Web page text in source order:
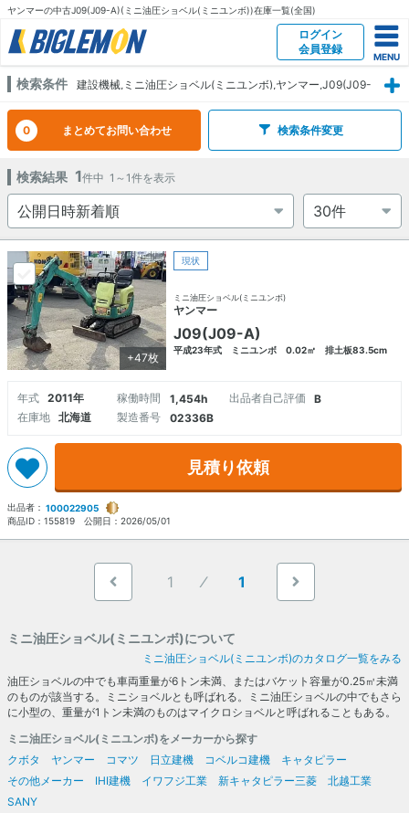
ヤンマーの中古J09(J09-A)(ミニ油圧ショベル(ミニユンボ))在庫一覧(全国)
ログイン
会員登録
検索条件
建設機械,ミニ油圧ショベル(ミニユンボ),ヤンマー,J09(J09-
0 まとめてお問い合わせ 検索条件変更
検索結果 1件中 1～1件を表示
+47枚
現状
ミニ油圧ショベル(ミニユンボ)
ヤンマー
J09(J09-A)
平成23年式 ミニユンボ 0.02㎥ 排土板83.5cm
年式 2011年 稼働時間 1,454h 出品者自己評価
B
在庫地
北海道 製造番号 02336B
見積り依頼
出品者： 100022905
商品ID： 155819 公開日： 2026/05/01
1 1
ミニ油圧ショベル(ミニユンボ)について
ミニ油圧ショベル(ミニユンボ)のカタログ一覧をみる
油圧ショベルの中でも車両重量が6トン未満、またはバケット容量が0.25㎥未満
のものが該当する。ミニショベルとも呼ばれる。ミニ油圧ショベルの中でもさら
に小型の、重量が1トン未満のものはマイクロショベルと呼ばれることもある。
ミニ油圧ショベル(ミニユンボ)をメーカーから探す
クボタ
ヤンマー コマツ 日立建機 コベルコ建機
キャタピラー
その他メーカー
IHI建機 イワフジ工業 新キャタピラー三菱
北越工業
SANY